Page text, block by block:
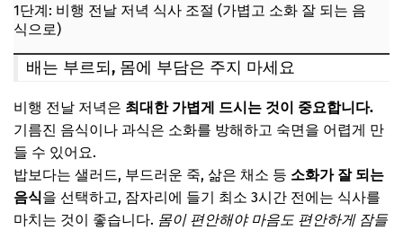
1단계: 비행 전날 저녁 식사 조절 (가볍고 소화 잘 되는 음
식으로)
배는 부르되, 몸에 부담은 주지 마세요
비행 전날 저녁은 최대한 가볍게 드시는 것이 중요합니다.
기름진 음식이나 과식은 소화를 방해하고 숙면을 어렵게 만
들 수 있어요.
밥보다는 샐러드, 부드러운 죽, 삶은 채소 등 소화가 잘 되는
음식을 선택하고, 잠자리에 들기 최소 3시간 전에는 식사를
마치는 것이 좋습니다. 몸이 편안해야 마음도 편안하게 잠들